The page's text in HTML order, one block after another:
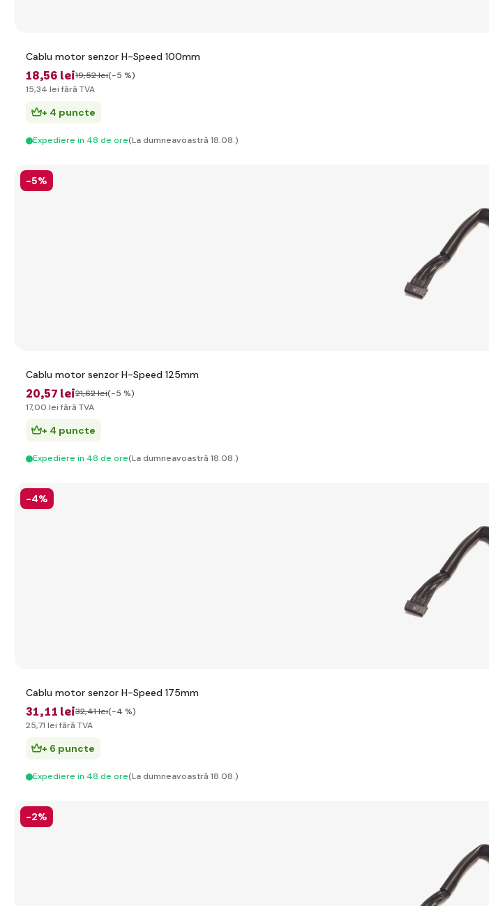
Cablu motor senzor H-Speed 100mm
18,56 lei19,52 lei(-5 %)
15,34 lei fără TVA
+ 4 puncte
Expediere in 48 de ore(La dumneavoastră 18.08.)
-5%
Cablu motor senzor H-Speed 125mm
20,57 lei21,62 lei(-5 %)
17,00 lei fără TVA
+ 4 puncte
Expediere in 48 de ore(La dumneavoastră 18.08.)
-4%
Cablu motor senzor H-Speed 175mm
31,11 lei32,41 lei(-4 %)
25,71 lei fără TVA
+ 6 puncte
Expediere in 48 de ore(La dumneavoastră 18.08.)
-2%